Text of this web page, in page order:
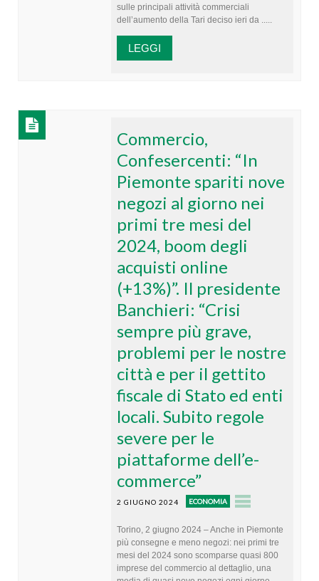
sulle principali attività commerciali
dell’aumento della Tari deciso ieri da .....
LEGGI
Commercio,
Confesercenti: “In
Piemonte spariti nove
negozi al giorno nei
primi tre mesi del
2024, boom degli
acquisti online
(+13%)”. Il presidente
Banchieri: “Crisi
sempre più grave,
problemi per le nostre
città e per il gettito
fiscale di Stato ed enti
locali. Subito regole
severe per le
piattaforme dell’e-
commerce”
2 GIUGNO 2024 ECONOMIA
Torino, 2 giugno 2024 – Anche in Piemonte
più consegne e meno negozi: nei primi tre
mesi del 2024 sono scomparse quasi 800
imprese del commercio al dettaglio, una